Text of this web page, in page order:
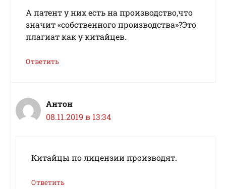
А патент у них есть на производство,что
значит «собственного производства»?Это
плагиат как у китайцев.
Ответить
Антон
08.11.2019 в 13:34
Китайцы по лицензии производят.
Ответить